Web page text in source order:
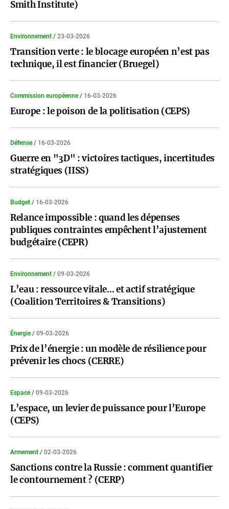
Smith Institute)
Environnement / 23-03-2026
Transition verte : le blocage européen n’est pas
technique, il est financier (Bruegel)
Commission européenne / 16-03-2026
Europe : le poison de la politisation (CEPS)
Défense / 16-03-2026
Guerre en "3D" : victoires tactiques, incertitudes
stratégiques (IISS)
Budget / 16-03-2026
Relance impossible : quand les dépenses
publiques contraintes empêchent l’ajustement
budgétaire (CEPR)
Environnement / 09-03-2026
L’eau : ressource vitale… et actif stratégique
(Coalition Territoires & Transitions)
Énergie / 09-03-2026
Prix de l’énergie : un modèle de résilience pour
prévenir les chocs (CERRE)
Espace / 09-03-2026
L’espace, un levier de puissance pour l’Europe
(CEPS)
Armement / 02-03-2026
Sanctions contre la Russie : comment quantifier
le contournement ? (CERP)